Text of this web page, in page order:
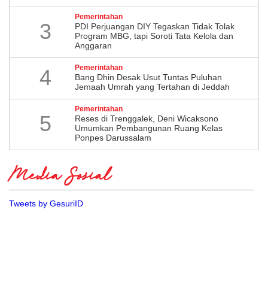
3
Pemerintahan
PDI Perjuangan DIY Tegaskan Tidak Tolak
Program MBG, tapi Soroti Tata Kelola dan
Anggaran
4 Pemerintahan
Bang Dhin Desak Usut Tuntas Puluhan
Jemaah Umrah yang Tertahan di Jeddah
5
Pemerintahan
​Reses di Trenggalek, Deni Wicaksono
Umumkan Pembangunan Ruang Kelas
Ponpes Darussalam
Media Sosial
Tweets by GesuriID